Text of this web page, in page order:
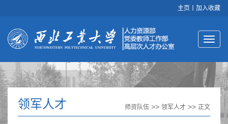
主页 加入收藏
领军人才 师资队伍 >> 领军人才 >> 正文